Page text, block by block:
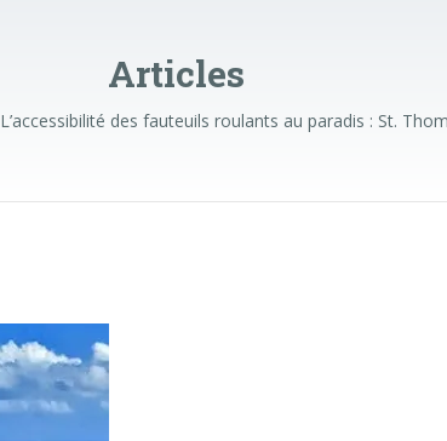
Articles
L’accessibilité des fauteuils roulants au paradis : St.